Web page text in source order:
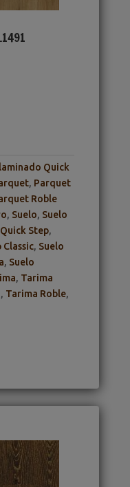
Quick
, Parquet
Roble
, Suelo, Suelo
Step,
, Suelo
, Suelo
, Tarima
, Tarima Roble,